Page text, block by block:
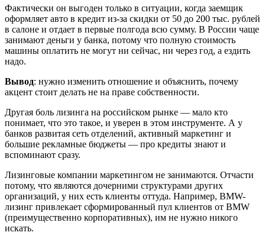
Фактически он выгоден только в ситуации, когда заемщик
оформляет авто в кредит из-за скидки от 50 до 200 тыс. рублей
в салоне и отдает в первые полгода всю сумму. В России чаще
занимают деньги у банка, потому что полную стоимость
машины оплатить не могут ни сейчас, ни через год, а ездить
надо.
Вывод: нужно изменить отношение и объяснить, почему
акцент стоит делать не на праве собственности.
Другая боль лизинга на российском рынке — мало кто
понимает, что это такое, и уверен в этом инструменте. А у
банков развитая сеть отделений, активный маркетинг и
большие рекламные бюджеты — про кредиты знают и
вспоминают сразу.
Лизинговые компании маркетингом не занимаются. Отчасти
потому, что являются дочерними структурами других
организаций, у них есть клиенты оттуда. Например, BMW-
лизинг привлекает сформированный пул клиентов от BMW
(преимущественно корпоративных), им не нужно никого
искать.